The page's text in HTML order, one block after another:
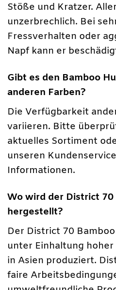
Stöße und Kratzer.
unzerbrechlich. Bei
Fressverhalten oder
Napf kann er
Gibt es den Bamboo
anderen Farben?
Die Verfügbarkeit
variieren. Bitte
aktuelles Sortiment
unseren
Informationen.
Wo wird der District
hergestellt?
Der District 70
unter Einhaltung
in Asien produziert.
faire